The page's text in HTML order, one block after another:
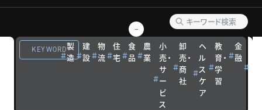
KEYWORD製
造
建
設
物
流
住
宅
食
品
農
業
小
売・
サ
ー
ビ
ス
卸
売・
商
社
ヘ
ル
ス
ケ
ア
教
育・
学
習
金
融
各分野の有識
まな領域の専
門家による連